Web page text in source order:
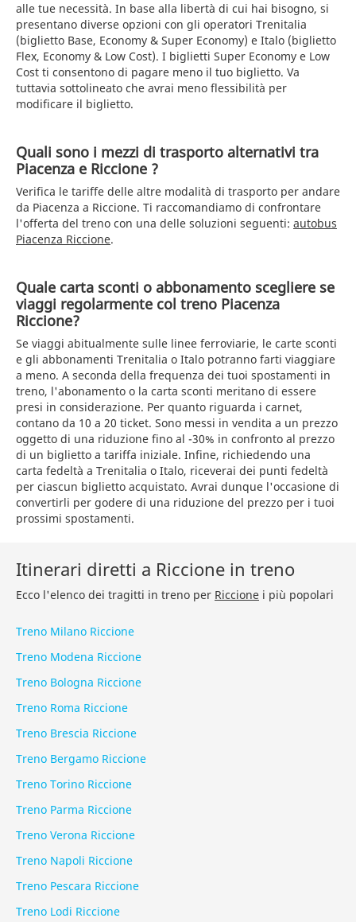
alle tue necessità. In base alla libertà di cui hai bisogno, si
presentano diverse opzioni con gli operatori Trenitalia
(biglietto Base, Economy & Super Economy) e Italo (biglietto
Flex, Economy & Low Cost). I biglietti Super Economy e Low
Cost ti consentono di pagare meno il tuo biglietto. Va
tuttavia sottolineato che avrai meno flessibilità per
modificare il biglietto.
Quali sono i mezzi di trasporto alternativi tra
Piacenza e Riccione ?
Verifica le tariffe delle altre modalità di trasporto per andare
da Piacenza a Riccione. Ti raccomandiamo di confrontare
l'offerta del treno con una delle soluzioni seguenti: autobus
Piacenza Riccione.
Quale carta sconti o abbonamento scegliere se
viaggi regolarmente col treno Piacenza
Riccione?
Se viaggi abitualmente sulle linee ferroviarie, le carte sconti
e gli abbonamenti Trenitalia o Italo potranno farti viaggiare
a meno. A seconda della frequenza dei tuoi spostamenti in
treno, l'abonamento o la carta sconti meritano di essere
presi in considerazione. Per quanto riguarda i carnet,
contano da 10 a 20 ticket. Sono messi in vendita a un prezzo
oggetto di una riduzione fino al -30% in confronto al prezzo
di un biglietto a tariffa iniziale. Infine, richiedendo una
carta fedeltà a Trenitalia o Italo, riceverai dei punti fedeltà
per ciascun biglietto acquistato. Avrai dunque l'occasione di
convertirli per godere di una riduzione del prezzo per i tuoi
prossimi spostamenti.
Itinerari diretti a Riccione in treno
Ecco l'elenco dei tragitti in treno per Riccione i più popolari
Treno Milano Riccione
Treno Modena Riccione
Treno Bologna Riccione
Treno Roma Riccione
Treno Brescia Riccione
Treno Bergamo Riccione
Treno Torino Riccione
Treno Parma Riccione
Treno Verona Riccione
Treno Napoli Riccione
Treno Pescara Riccione
Treno Lodi Riccione